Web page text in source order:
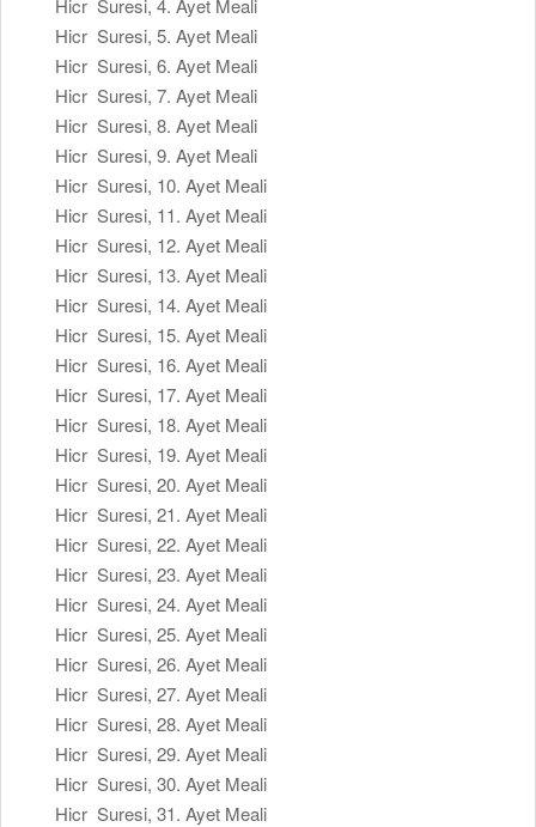
Hicr Suresi, 4. Ayet Meali
Hicr Suresi, 5. Ayet Meali
Hicr Suresi, 6. Ayet Meali
Hicr Suresi, 7. Ayet Meali
Hicr Suresi, 8. Ayet Meali
Hicr Suresi, 9. Ayet Meali
Hicr Suresi, 10. Ayet Meali
Hicr Suresi, 11. Ayet Meali
Hicr Suresi, 12. Ayet Meali
Hicr Suresi, 13. Ayet Meali
Hicr Suresi, 14. Ayet Meali
Hicr Suresi, 15. Ayet Meali
Hicr Suresi, 16. Ayet Meali
Hicr Suresi, 17. Ayet Meali
Hicr Suresi, 18. Ayet Meali
Hicr Suresi, 19. Ayet Meali
Hicr Suresi, 20. Ayet Meali
Hicr Suresi, 21. Ayet Meali
Hicr Suresi, 22. Ayet Meali
Hicr Suresi, 23. Ayet Meali
Hicr Suresi, 24. Ayet Meali
Hicr Suresi, 25. Ayet Meali
Hicr Suresi, 26. Ayet Meali
Hicr Suresi, 27. Ayet Meali
Hicr Suresi, 28. Ayet Meali
Hicr Suresi, 29. Ayet Meali
Hicr Suresi, 30. Ayet Meali
Hicr Suresi, 31. Ayet Meali